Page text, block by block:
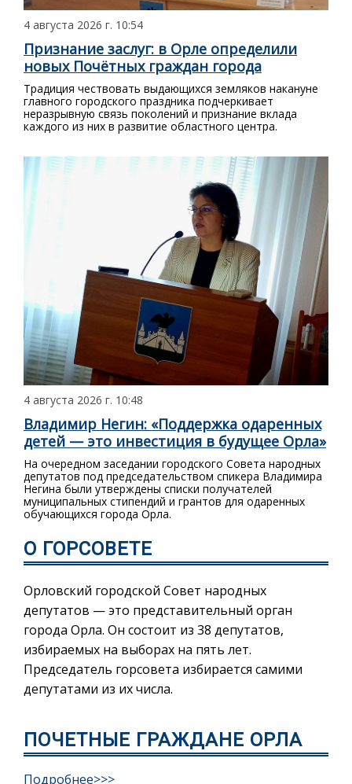
4 августа 2026 г. 10:54
Признание заслуг: в Орле определили
новых Почётных граждан города
Традиция чествовать выдающихся земляков накануне
главного городского праздника подчеркивает
неразрывную связь поколений и признание вклада
каждого из них в развитие областного центра.
4 августа 2026 г. 10:48
Владимир Негин: «Поддержка одаренных
детей — это инвестиция в будущее Орла»
На очередном заседании городского Совета народных
депутатов под председательством спикера Владимира
Негина были утверждены списки получателей
муниципальных стипендий и грантов для одаренных
обучающихся города Орла.
О ГОРСОВЕТЕ
Орловский городской Совет народных
депутатов — это представительный орган
города Орла. Он состоит из 38 депутатов,
избираемых на выборах на пять лет.
Председатель горсовета избирается самими
депутатами из их числа.
ПОЧЕТНЫЕ ГРАЖДАНЕ ОРЛА
Подробнее>>>